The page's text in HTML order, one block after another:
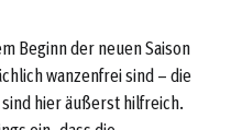
Beginn der neuen Saison
wanzenfrei sind – die
hier äußerst hilfreich.